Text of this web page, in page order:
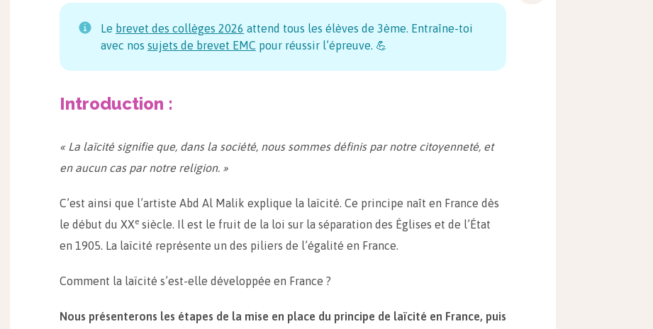
Le brevet des collèges 2026 attend tous les élèves de 3ème. Entraîne-toi
avec nos sujets de brevet EMC pour réussir l’épreuve. 💪
Introduction :
« La laïcité signifie que, dans la société, nous sommes définis par notre citoyenneté, et
en aucun cas par notre religion. »
C’est ainsi que l’artiste Abd Al Malik explique la laïcité. Ce principe naît en France dès
le début du XXe siècle. Il est le fruit de la loi sur la séparation des Églises et de l’État
en 1905. La laïcité représente un des piliers de l’égalité en France.
Comment la laïcité s’est-elle développée en France ?
Nous présenterons les étapes de la mise en place du principe de laïcité en France, puis